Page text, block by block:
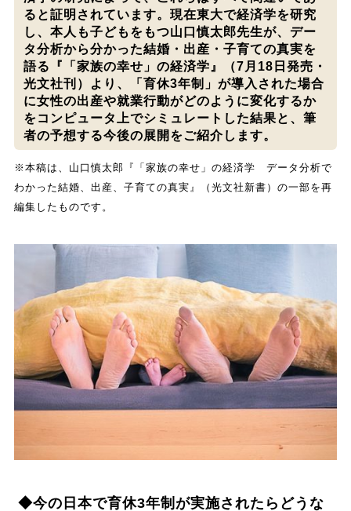
ると証明されています。現在東大で経済学を研究
し、本人も子どもをもつ山口慎太郎先生が、デー
タ分析から分かった結婚・出産・子育ての真実を
語る『「家族の幸せ」の経済学』（7月18日発売・
光文社刊）より、「育休3年制」が導入された場合
に女性の出産や就業行動がどのように変化するか
をコンピュータ上でシミュレートした結果と、筆
者の予想する今後の展開をご紹介します。
※本稿は、山口慎太郎『「家族の幸せ」の経済学 データ分析で
わかった結婚、出産、子育ての真実』（光文社新書）の一部を再
編集したものです。
◆今の日本で育休3年制が実施されたらどうな